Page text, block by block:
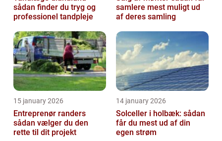
sådan finder du tryg og
professionel tandpleje
samlere mest muligt ud
af deres samling
15 january 2026
Entreprenør randers
sådan vælger du den
rette til dit projekt
14 january 2026
Solceller i holbæk: sådan
får du mest ud af din
egen strøm